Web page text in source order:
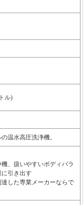
ル)
温水高圧洗浄機。
、扱いやすいボディバラ
引き出す
した専業メーカーならで